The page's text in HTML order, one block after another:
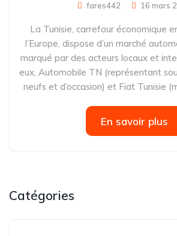
fares442 16 mars
La Tunisie, carrefour économique
l’Europe, dispose d’un marché
marqué par des acteurs locaux et
eux, Automobile TN (représentant
neufs et d’occasion) et Fiat Tunisie
En savoir plus
Catégories